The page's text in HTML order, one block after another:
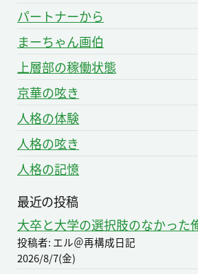
パートナーから
まーちゃん画伯
上層部の稼働状態
京華の呟き
人格の体験
人格の呟き
人格の記憶
最近の投稿
大卒と大学の選択肢のなかった
投稿者: エル＠再構成日記
2026/8/7(金)